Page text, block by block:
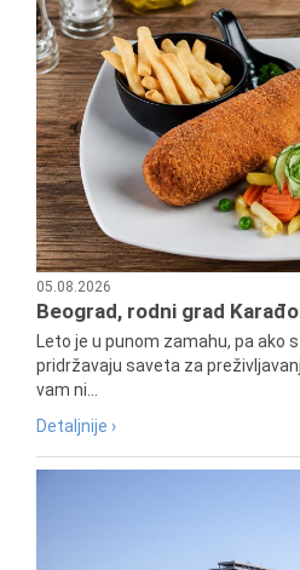
05.08.2026
Beograd, rodni grad
Leto je u punom zamahu, pa ako
pridržavaju saveta za
vam ni...
Detaljnije ›